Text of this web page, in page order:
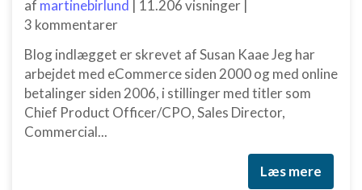
af martinebirlund | 11.206 visninger |
3 kommentarer
Blog indlægget er skrevet af Susan Kaae Jeg har
arbejdet med eCommerce siden 2000 og med online
betalinger siden 2006, i stillinger med titler som
Chief Product Officer/CPO, Sales Director,
Commercial...
Læs mere